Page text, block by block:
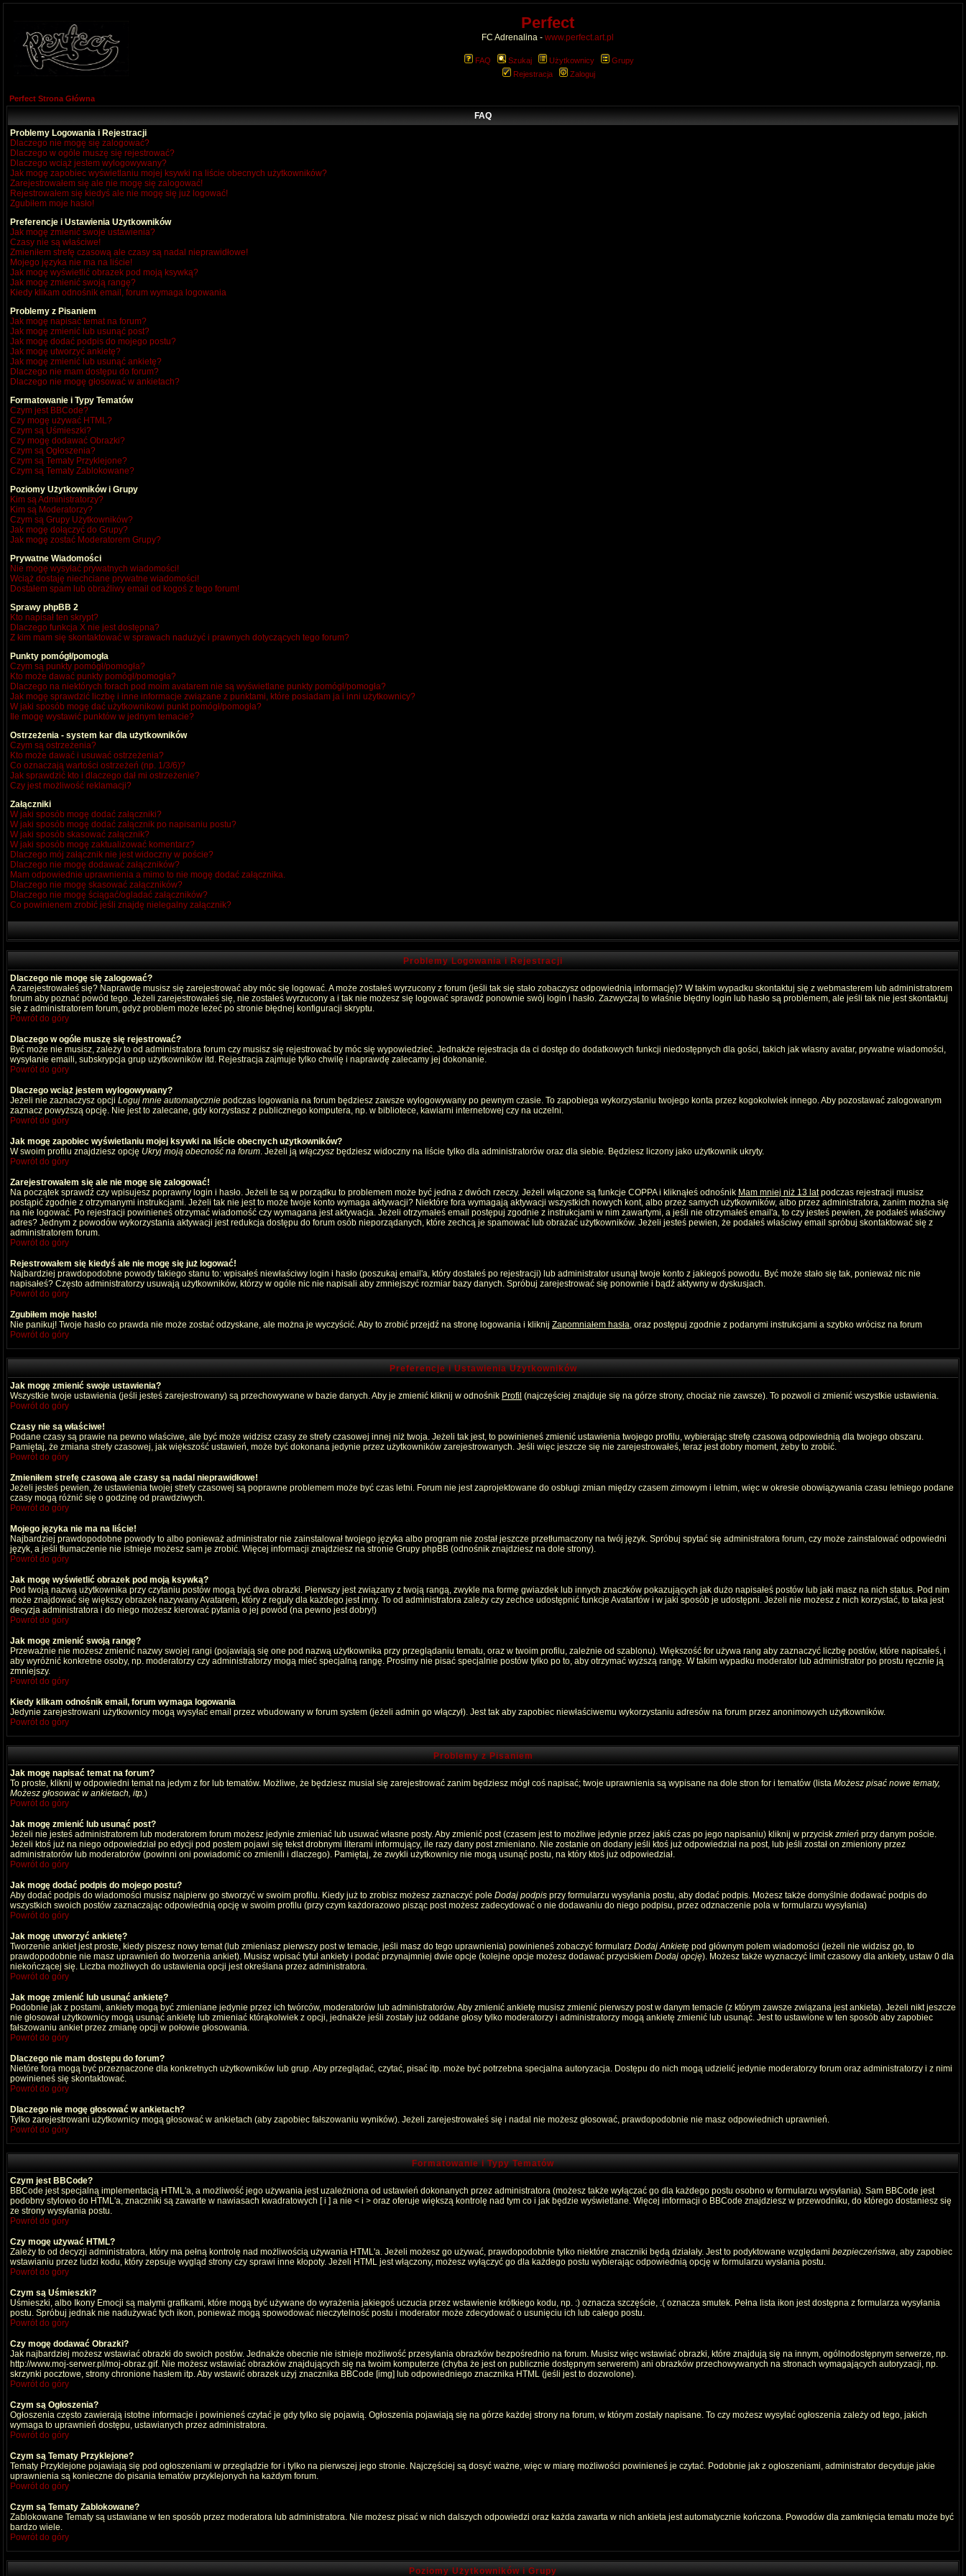
Perfect
FC Adrenalina - www.perfect.art.pl
FAQ Szukaj Użytkownicy
Grupy
Rejestracja
Zaloguj
Perfect Strona Główna
FAQ
Problemy Logowania i Rejestracji
Dlaczego nie mogę się zalogować?
Dlaczego w ogóle muszę się rejestrować?
Dlaczego wciąż jestem wylogowywany?
Jak mogę zapobiec wyświetlaniu mojej ksywki na liście obecnych użytkowników?
Zarejestrowałem się ale nie mogę się zalogować!
Rejestrowałem się kiedyś ale nie mogę się już logować!
Zgubiłem moje hasło!
Preferencje i Ustawienia Użytkowników
Jak mogę zmienić swoje ustawienia?
Czasy nie są właściwe!
Zmieniłem strefę czasową ale czasy są nadal nieprawidłowe!
Mojego języka nie ma na liście!
Jak mogę wyświetlić obrazek pod moją ksywką?
Jak mogę zmienić swoją rangę?
Kiedy klikam odnośnik email, forum wymaga logowania
Problemy z Pisaniem
Jak mogę napisać temat na forum?
Jak mogę zmienić lub usunąć post?
Jak mogę dodać podpis do mojego postu?
Jak mogę utworzyć ankietę?
Jak mogę zmienić lub usunąć ankietę?
Dlaczego nie mam dostępu do forum?
Dlaczego nie mogę głosować w ankietach?
Formatowanie i Typy Tematów
Czym jest BBCode?
Czy mogę używać HTML?
Czym są Uśmieszki?
Czy mogę dodawać Obrazki?
Czym są Ogłoszenia?
Czym są Tematy Przyklejone?
Czym są Tematy Zablokowane?
Poziomy Użytkowników i Grupy
Kim są Administratorzy?
Kim są Moderatorzy?
Czym są Grupy Użytkowników?
Jak mogę dołączyć do Grupy?
Jak mogę zostać Moderatorem Grupy?
Prywatne Wiadomości
Nie mogę wysyłać prywatnych wiadomości!
Wciąż dostaję niechciane prywatne wiadomości!
Dostałem spam lub obraźliwy email od kogoś z tego forum!
Sprawy phpBB 2
Kto napisał ten skrypt?
Dlaczego funkcja X nie jest dostępna?
Z kim mam się skontaktować w sprawach nadużyć i prawnych dotyczących tego forum?
Punkty pomógł/pomogła
Czym są punkty pomógł/pomogła?
Kto może dawać punkty pomógł/pomogła?
Dlaczego na niektórych forach pod moim avatarem nie są wyświetlane punkty pomógł/pomogła?
Jak mogę sprawdzić liczbę i inne informacje związane z punktami, które posiadam ja i inni użytkownicy?
W jaki sposób mogę dać użytkownikowi punkt pomógł/pomogła?
Ile mogę wystawić punktów w jednym temacie?
Ostrzeżenia - system kar dla użytkowników
Czym są ostrzeżenia?
Kto może dawać i usuwać ostrzeżenia?
Co oznaczają wartości ostrzeżeń (np. 1/3/6)?
Jak sprawdzić kto i dlaczego dał mi ostrzeżenie?
Czy jest możliwość reklamacji?
Załączniki
W jaki sposób mogę dodać załączniki?
W jaki sposób mogę dodać załącznik po napisaniu postu?
W jaki sposób skasować załącznik?
W jaki sposób mogę zaktualizować komentarz?
Dlaczego mój załącznik nie jest widoczny w poście?
Dlaczego nie mogę dodawać załączników?
Mam odpowiednie uprawnienia a mimo to nie mogę dodać załącznika.
Dlaczego nie mogę skasować załączników?
Dlaczego nie mogę ściągać/ogladać załączników?
Co powinienem zrobić jeśli znajdę nielegalny załącznik?
Problemy Logowania i Rejestracji
Dlaczego nie mogę się zalogować?
A zarejestrowałeś się? Naprawdę musisz się zarejestrować aby móc się logować. A może zostałeś wyrzucony z forum (jeśli tak się stało zobaczysz odpowiednią informację)? W takim wypadku skontaktuj się z webmasterem lub administratorem
forum aby poznać powód tego. Jeżeli zarejestrowałeś się, nie zostałeś wyrzucony a i tak nie możesz się logować sprawdź ponownie swój login i hasło. Zazwyczaj to właśnie błędny login lub hasło są problemem, ale jeśli tak nie jest skontaktuj
się z administratorem forum, gdyż problem może leżeć po stronie błędnej konfiguracji skryptu.
Powrót do góry
Dlaczego w ogóle muszę się rejestrować?
Być może nie musisz, zależy to od administratora forum czy musisz się rejestrować by móc się wypowiedzieć. Jednakże rejestracja da ci dostęp do dodatkowych funkcji niedostępnych dla gości, takich jak własny avatar, prywatne wiadomości,
wysyłanie emaili, subskrypcja grup użytkowników itd. Rejestracja zajmuje tylko chwilę i naprawdę zalecamy jej dokonanie.
Powrót do góry
Dlaczego wciąż jestem wylogowywany?
Jeżeli nie zaznaczysz opcji Loguj mnie automatycznie podczas logowania na forum będziesz zawsze wylogowywany po pewnym czasie. To zapobiega wykorzystaniu twojego konta przez kogokolwiek innego. Aby pozostawać zalogowanym
zaznacz powyższą opcję. Nie jest to zalecane, gdy korzystasz z publicznego komputera, np. w bibliotece, kawiarni internetowej czy na uczelni.
Powrót do góry
Jak mogę zapobiec wyświetlaniu mojej ksywki na liście obecnych użytkowników?
W swoim profilu znajdziesz opcję Ukryj moją obecność na forum. Jeżeli ją włączysz będziesz widoczny na liście tylko dla administratorów oraz dla siebie. Będziesz liczony jako użytkownik ukryty.
Powrót do góry
Zarejestrowałem się ale nie mogę się zalogować!
Na początek sprawdź czy wpisujesz poprawny login i hasło. Jeżeli te są w porządku to problemem może być jedna z dwóch rzeczy. Jeżeli włączone są funkcje COPPA i kliknąłeś odnośnik Mam mniej niż 13 latpodczas rejestracji musisz
postąpić zgodnie z otrzymanymi instrukcjami. Jeżeli tak nie jest to może twoje konto wymaga aktywacji? Niektóre fora wymagają aktywacji wszystkich nowych kont, albo przez samych użytkowników, albo przez administratora, zanim można się
na nie logować. Po rejestracji powinieneś otrzymać wiadomość czy wymagana jest aktywacja. Jeżeli otrzymałeś email postępuj zgodnie z instrukcjami w nim zawartymi, a jeśli nie otrzymałeś email'a, to czy jesteś pewien, że podałeś właściwy
adres? Jednym z powodów wykorzystania aktywacji jest redukcja dostępu do forum osób nieporządanych, które zechcą je spamować lub obrażać użytkowników. Jeżeli jesteś pewien, że podałeś właściwy email spróbuj skontaktować się z
administratorem forum.
Powrót do góry
Rejestrowałem się kiedyś ale nie mogę się już logować!
Najbardziej prawdopodobne powody takiego stanu to: wpisałeś niewłaściwy login i hasło (poszukaj email'a, który dostałeś po rejestracji) lub administrator usunął twoje konto z jakiegoś powodu. Być może stało się tak, ponieważ nic nie
napisałeś? Często administratorzy usuwają użytkowników, którzy w ogóle nic nie napisali aby zmniejszyć rozmiar bazy danych. Spróbuj zarejestrować się ponownie i bądź aktywny w dyskusjach.
Powrót do góry
Zgubiłem moje hasło!
Nie panikuj! Twoje hasło co prawda nie może zostać odzyskane, ale można je wyczyścić. Aby to zrobić przejdź na stronę logowania i kliknij Zapomniałem hasła, oraz postępuj zgodnie z podanymi instrukcjami a szybko wrócisz na forum
Powrót do góry
Preferencje i Ustawienia Użytkowników
Jak mogę zmienić swoje ustawienia?
Wszystkie twoje ustawienia (jeśli jesteś zarejestrowany) są przechowywane w bazie danych. Aby je zmienić kliknij w odnośnik Profil (najczęściej znajduje się na górze strony, chociaż nie zawsze). To pozwoli ci zmienić wszystkie ustawienia.
Powrót do góry
Czasy nie są właściwe!
Podane czasy są prawie na pewno właściwe, ale być może widzisz czasy ze strefy czasowej innej niż twoja. Jeżeli tak jest, to powinieneś zmienić ustawienia twojego profilu, wybierając strefę czasową odpowiednią dla twojego obszaru.
Pamiętaj, że zmiana strefy czasowej, jak większość ustawień, może być dokonana jedynie przez użytkowników zarejestrowanych. Jeśli więc jeszcze się nie zarejestrowałeś, teraz jest dobry moment, żeby to zrobić.
Powrót do góry
Zmieniłem strefę czasową ale czasy są nadal nieprawidłowe!
Jeżeli jesteś pewien, że ustawienia twojej strefy czasowej są poprawne problemem może być czas letni. Forum nie jest zaprojektowane do osbługi zmian między czasem zimowym i letnim, więc w okresie obowiązywania czasu letniego podane
czasy mogą różnić się o godzinę od prawdziwych.
Powrót do góry
Mojego języka nie ma na liście!
Najbardziej prawdopodobne powody to albo ponieważ administrator nie zainstalował twojego języka albo program nie został jeszcze przetłumaczony na twój język. Spróbuj spytać się administratora forum, czy może zainstalować odpowiedni
język, a jeśli tłumaczenie nie istnieje możesz sam je zrobić. Więcej informacji znajdziesz na stronie Grupy phpBB (odnośnik znajdziesz na dole strony).
Powrót do góry
Jak mogę wyświetlić obrazek pod moją ksywką?
Pod twoją nazwą użytkownika przy czytaniu postów mogą być dwa obrazki. Pierwszy jest związany z twoją rangą, zwykle ma formę gwiazdek lub innych znaczków pokazujących jak dużo napisałeś postów lub jaki masz na nich status. Pod nim
może znajdować się większy obrazek nazywany Avatarem, który z reguły dla każdego jest inny. To od administratora zależy czy zechce udostępnić funkcje Avatartów i w jaki sposób je udostępni. Jeżeli nie możesz z nich korzystać, to taka jest
decyzja administratora i do niego możesz kierować pytania o jej powód (na pewno jest dobry!)
Powrót do góry
Jak mogę zmienić swoją rangę?
Przeważnie nie możesz zmienić nazwy swojej rangi (pojawiają się one pod nazwą użytkownika przy przeglądaniu tematu, oraz w twoim profilu, zależnie od szablonu). Większość for używa rang aby zaznaczyć liczbę postów, które napisałeś, i
aby wyróżnić konkretne osoby, np. moderatorzy czy administratorzy mogą mieć specjalną rangę. Prosimy nie pisać specjalnie postów tylko po to, aby otrzymać wyższą rangę. W takim wypadku moderator lub administrator po prostu ręcznie ją
zmniejszy.
Powrót do góry
Kiedy klikam odnośnik email, forum wymaga logowania
Jedynie zarejestrowani użytkownicy mogą wysyłać email przez wbudowany w forum system (jeżeli admin go włączył). Jest tak aby zapobiec niewłaściwemu wykorzystaniu adresów na forum przez anonimowych użytkowników.
Powrót do góry
Problemy z Pisaniem
Jak mogę napisać temat na forum?
To proste, kliknij w odpowiedni temat na jedym z for lub tematów. Możliwe, że będziesz musiał się zarejestrować zanim będziesz mógł coś napisać; twoje uprawnienia są wypisane na dole stron for i tematów (lista Możesz pisać nowe tematy,
Możesz głosować w ankietach, itp.)
Powrót do góry
Jak mogę zmienić lub usunąć post?
Jeżeli nie jesteś administratorem lub moderatorem forum możesz jedynie zmieniać lub usuwać własne posty. Aby zmienić post (czasem jest to możliwe jedynie przez jakiś czas po jego napisaniu) kliknij w przycisk zmień przy danym poście.
Jeżeli ktoś już na niego odpowiedział po edycji pod postem pojawi się tekst drobnymi literami informujący, ile razy dany post zmieniano. Nie zostanie on dodany jeśli ktoś już odpowiedział na post, lub jeśli został on zmieniony przez
administratorów lub moderatorów (powinni oni powiadomić co zmienili i dlaczego). Pamiętaj, że zwykli użytkownicy nie mogą usunąć postu, na który ktoś już odpowiedział.
Powrót do góry
Jak mogę dodać podpis do mojego postu?
Aby dodać podpis do wiadomości musisz najpierw go stworzyć w swoim profilu. Kiedy już to zrobisz możesz zaznaczyć pole Dodaj podpis przy formularzu wysyłania postu, aby dodać podpis. Możesz także domyślnie dodawać podpis do
wszystkich swoich postów zaznaczając odpowiednią opcję w swoim profilu (przy czym każdorazowo pisząc post możesz zadecydować o nie dodawaniu do niego podpisu, przez odznaczenie pola w formularzu wysyłania)
Powrót do góry
Jak mogę utworzyć ankietę?
Tworzenie ankiet jest proste, kiedy piszesz nowy temat (lub zmieniasz pierwszy post w temacie, jeśli masz do tego uprawnienia) powinieneś zobaczyć formularz Dodaj Ankietę pod głównym polem wiadomości (jeżeli nie widzisz go, to
prawdopodobnie nie masz uprawnień do tworzenia ankiet). Musisz wpisać tytuł ankiety i podać przynajmniej dwie opcje (kolejne opcje możesz dodawać przyciskiem Dodaj opcję). Możesz także wyznaczyć limit czasowy dla ankiety, ustaw 0 dla
niekończącej się. Liczba możliwych do ustawienia opcji jest określana przez administratora.
Powrót do góry
Jak mogę zmienić lub usunąć ankietę?
Podobnie jak z postami, ankiety mogą być zmieniane jedynie przez ich twórców, moderatorów lub administratorów. Aby zmienić ankietę musisz zmienić pierwszy post w danym temacie (z którym zawsze związana jest ankieta). Jeżeli nikt jeszcze
nie głosował użytkownicy mogą usunąć ankietę lub zmieniać którąkolwiek z opcji, jednakże jeśli zostały już oddane głosy tylko moderatorzy i administratorzy mogą ankietę zmienić lub usunąć. Jest to ustawione w ten sposób aby zapobiec
fałszowaniu ankiet przez zmianę opcji w połowie głosowania.
Powrót do góry
Dlaczego nie mam dostępu do forum?
Nietóre fora mogą być przeznaczone dla konkretnych użytkowników lub grup. Aby przeglądać, czytać, pisać itp. może być potrzebna specjalna autoryzacja. Dostępu do nich mogą udzielić jedynie moderatorzy forum oraz administratorzy i z nimi
powinieneś się skontaktować.
Powrót do góry
Dlaczego nie mogę głosować w ankietach?
Tylko zarejestrowani użytkownicy mogą głosować w ankietach (aby zapobiec fałszowaniu wyników). Jeżeli zarejestrowałeś się i nadal nie możesz głosować, prawdopodobnie nie masz odpowiednich uprawnień.
Powrót do góry
Formatowanie i Typy Tematów
Czym jest BBCode?
BBCode jest specjalną implementacją HTML'a, a możliwość jego używania jest uzależniona od ustawień dokonanych przez administratora (możesz także wyłączać go dla każdego postu osobno w formularzu wysyłania). Sam BBCode jest
podobny stylowo do HTML'a, znaczniki są zawarte w nawiasach kwadratowych [ i ] a nie < i > oraz oferuje większą kontrolę nad tym co i jak będzie wyświetlane. Więcej informacji o BBCode znajdziesz w przewodniku, do którego dostaniesz się
ze strony wysyłania postu.
Powrót do góry
Czy mogę używać HTML?
Zależy to od decyzji administratora, który ma pełną kontrolę nad możliwością używania HTML'a. Jeżeli możesz go używać, prawdopodobnie tylko niektóre znaczniki będą działały. Jest to podyktowane względami bezpieczeństwa, aby zapobiec
wstawianiu przez ludzi kodu, który zepsuje wygląd strony czy sprawi inne kłopoty. Jeżeli HTML jest włączony, możesz wyłączyć go dla każdego postu wybierając odpowiednią opcję w formularzu wysłania postu.
Powrót do góry
Czym są Uśmieszki?
Uśmieszki, albo Ikony Emocji są małymi grafikami, które mogą być używane do wyrażenia jakiegoś uczucia przez wstawienie krótkiego kodu, np. :) oznacza szczęście, :( oznacza smutek. Pełna lista ikon jest dostępna z formularza wysyłania
postu. Spróbuj jednak nie nadużywać tych ikon, ponieważ mogą spowodować nieczytelność postu i moderator może zdecydować o usunięciu ich lub całego postu.
Powrót do góry
Czy mogę dodawać Obrazki?
Jak najbardziej możesz wstawiać obrazki do swoich postów. Jednakże obecnie nie istnieje możliwość przesyłania obrazków bezpośrednio na forum. Musisz więc wstawiać obrazki, które znajdują się na innym, ogólnodostępnym serwerze, np.
http://www.moj-serwer.pl/moj-obraz.gif. Nie możesz wstawiać obrazków znajdujących się na twoim komputerze (chyba że jest on publicznie dostępnym serwerem) ani obrazków przechowywanych na stronach wymagających autoryzacji, np.
skrzynki pocztowe, strony chronione hasłem itp. Aby wstawić obrazek użyj znacznika BBCode [img] lub odpowiedniego znacznika HTML (jeśli jest to dozwolone).
Powrót do góry
Czym są Ogłoszenia?
Ogłoszenia często zawierają istotne informacje i powinieneś czytać je gdy tylko się pojawią. Ogłoszenia pojawiają się na górze każdej strony na forum, w którym zostały napisane. To czy możesz wysyłać ogłoszenia zależy od tego, jakich
wymaga to uprawnień dostępu, ustawianych przez administratora.
Powrót do góry
Czym są Tematy Przyklejone?
Tematy Przyklejone pojawiają się pod ogłoszeniami w przeglądzie for i tylko na pierwszej jego stronie. Najczęściej są dosyć ważne, więc w miarę możliwości powinieneś je czytać. Podobnie jak z ogłoszeniami, administrator decyduje jakie
uprawnienia są konieczne do pisania tematów przyklejonych na każdym forum.
Powrót do góry
Czym są Tematy Zablokowane?
Zablokowane Tematy są ustawiane w ten sposób przez moderatora lub administratora. Nie możesz pisać w nich dalszych odpowiedzi oraz każda zawarta w nich ankieta jest automatycznie kończona. Powodów dla zamknięcia tematu może być
bardzo wiele.
Powrót do góry
Poziomy Użytkowników i Grupy